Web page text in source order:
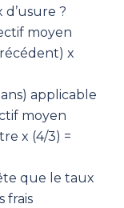
?
moyen
x
applicable
moyen
x (4/3) =
que le taux
frais